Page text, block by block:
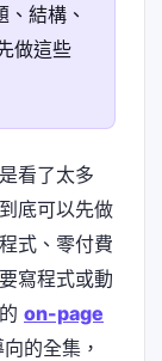
結構、
做這些
看了太多
底可以先做
式、零付費
寫程式或動
on-page
的全集，